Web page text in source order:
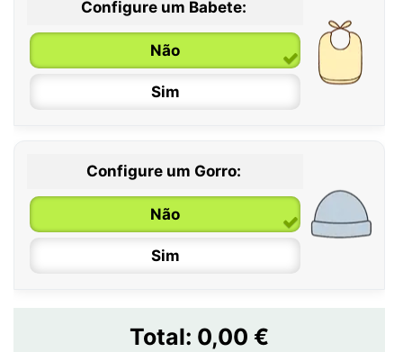
Configure um Babete:
Não
Sim
Configure um Gorro:
Não
Sim
Total: 0,00 €